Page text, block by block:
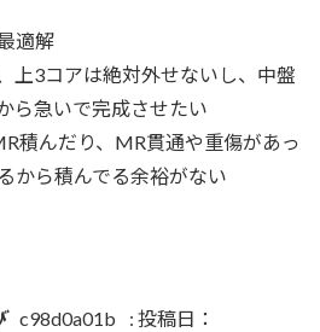
適解
上3コアは絶対外せないし、中盤
ら急いで完成させたい
積んだり、MR貫通や重傷があっ
から積んでる余裕がない
c98d0a01b : 投稿日：